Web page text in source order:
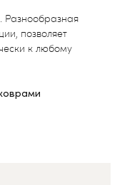
Разнообразная
позволяет
к любому